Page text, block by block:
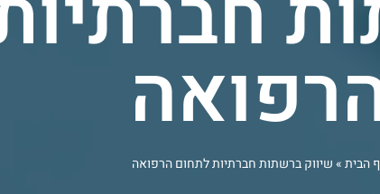
הבית»שיווק ברשתות חברתיות לתחום הרפואה